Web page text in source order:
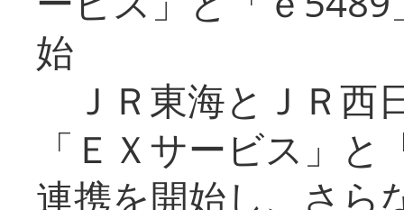
始
ＪＲ東海とＪＲ西
「ＥＸサービス」
連携を開始し、さら